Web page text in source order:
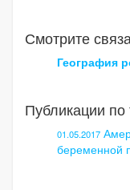
Смотрите
География
Публикации по
01.05.2017
беременной